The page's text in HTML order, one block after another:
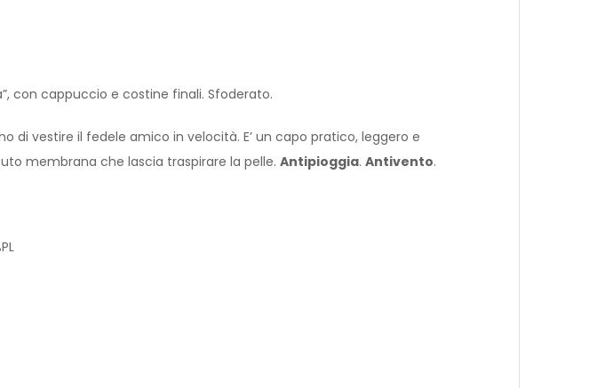
con cappuccio e costine finali. Sfoderato.
vestire il fedele amico in velocità. E’ un capo pratico, leggero e
membrana che lascia traspirare la pelle. Antipioggia. Antivento.